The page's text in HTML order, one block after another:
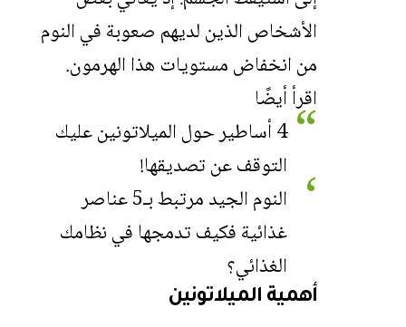
الأشخاص الذين لديهم صعوبة في النوم
من انخفاض مستويات هذا الهرمون.
اقرأ أيضًا
4 أساطير حول الميلاتونين عليك
التوقف عن تصديقها!
النوم الجيد مرتبط بـ5 عناصر
غذائية فكيف تدمجها في نظامك
الغذائي؟
أهمية الميلاتونين